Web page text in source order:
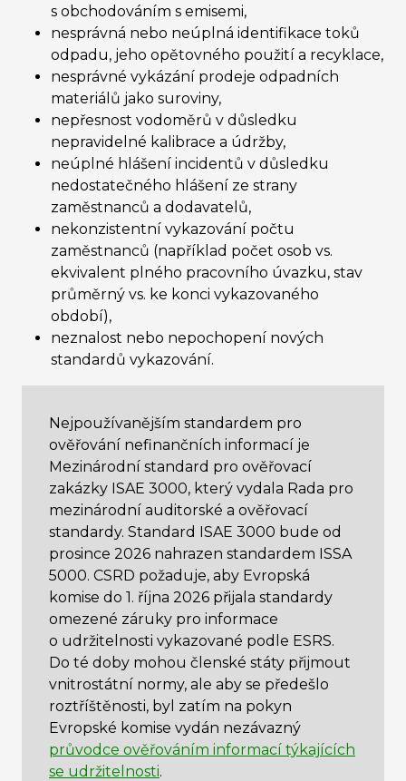
s obchodováním s emisemi,
nesprávná nebo neúplná identifikace toků
odpadu, jeho opětovného použití a recyklace,
nesprávné vykázání prodeje odpadních
materiálů jako suroviny,
nepřesnost vodoměrů v důsledku
nepravidelné kalibrace a údržby,
neúplné hlášení incidentů v důsledku
nedostatečného hlášení ze strany
zaměstnanců a dodavatelů,
nekonzistentní vykazování počtu
zaměstnanců (například počet osob vs.
ekvivalent plného pracovního úvazku, stav
průměrný vs. ke konci vykazovaného
období),
neznalost nebo nepochopení nových
standardů vykazování.
Nejpoužívanějším standardem pro
ověřování nefinančních informací je
Mezinárodní standard pro ověřovací
zakázky ISAE 3000, který vydala Rada pro
mezinárodní auditorské a ověřovací
standardy. Standard ISAE 3000 bude od
prosince 2026 nahrazen standardem ISSA
5000. CSRD požaduje, aby Evropská
komise do 1. října 2026 přijala standardy
omezené záruky pro informace
o udržitelnosti vykazované podle ESRS.
Do té doby mohou členské státy přijmout
vnitrostátní normy, ale aby se předešlo
roztříštěnosti, byl zatím na pokyn
Evropské komise vydán nezávazný
průvodce ověřováním informací týkajících
se udržitelnosti.